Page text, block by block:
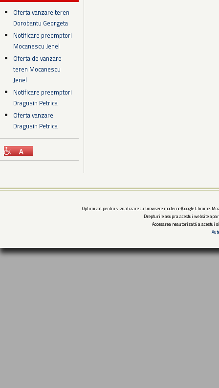
Oferta vanzare teren
Dorobantu Georgeta
Notificare preemptori
Mocanescu Jenel
Oferta de vanzare
teren Mocanescu
Jenel
Notificare preemptori
Dragusin Petrica
Oferta vanzare
Dragusin Petrica
Optimizat pentru vizualizare cu browsere moderne (Google Chrome,
Drepturile asupra acestui website
Accesarea neautorizată a acestui